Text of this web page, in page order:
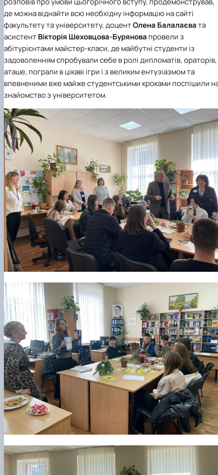
де можна віднайти всю необхідну інформацію на сайті
факультету та університету, доцентОлена Балалаєвата
асистентВікторія Шеховцова-Бурянова провели з
абітурієнтами майстер-класи, де майбутні студенти із
задоволенням спробували себе в ролі дипломатів, ораторів,
аташе, пограли в цікаві ігри і з великим ентузіазмом та
впевненими вже майже студентськими кроками поспішили
знайомство з університетом.